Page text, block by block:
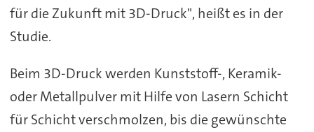
für die Zukunft mit 3D-Druck", heißt es in der
Studie.
Beim 3D-Druck werden Kunststoff-, Keramik-
oder Metallpulver mit Hilfe von Lasern Schicht
für Schicht verschmolzen, bis die gewünschte